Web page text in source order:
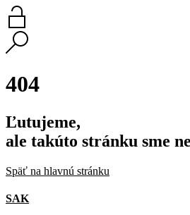
404
Ľutujeme,
ale takúto stránku sme
Späť na hlavnú stránku
SAK